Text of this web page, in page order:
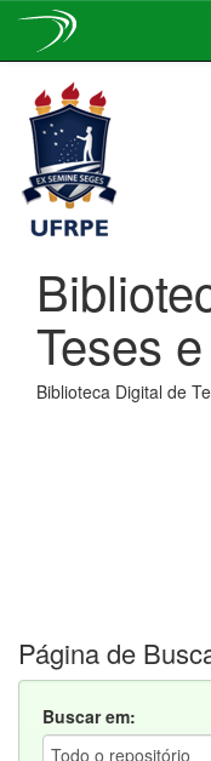
navigation
Teses
Biblioteca Digital de
Página de
Buscar em: